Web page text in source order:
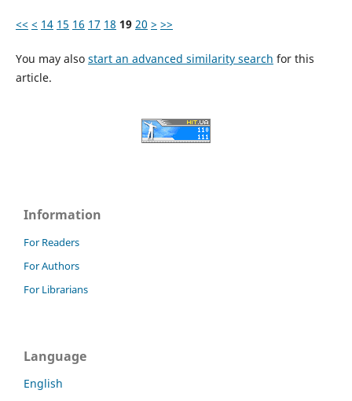
<< < 14 15 16 17 18 19 20 > >>
You may also start an advanced similarity search for this
article.
Information
For Readers
For Authors
For Librarians
Language
English